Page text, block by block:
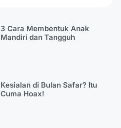
3 Cara Membentuk Anak
Mandiri dan Tangguh
Kesialan di Bulan Safar? Itu
Cuma Hoax!